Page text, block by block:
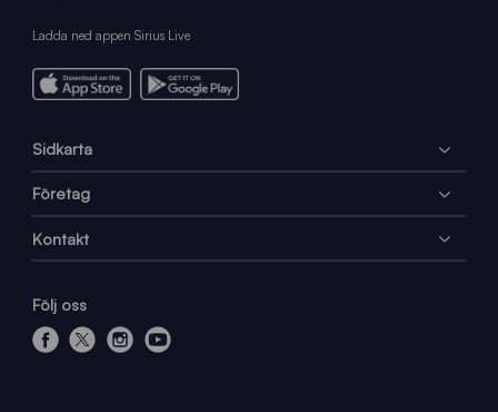
Ladda ned appen Sirius Live
Sidkarta
Företag
Kontakt
Följ oss
f
x
i
y